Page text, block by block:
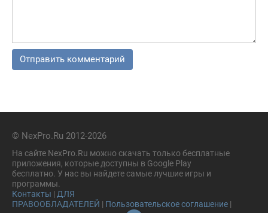
© NexPro.Ru 2012-2026
На сайте NexPro.Ru можно скачать только бесплатные
приложения, которые доступны в Google Play
бесплатно. У нас вы найдете самые лучшие игры и
программы.
Контакты | ДЛЯ
ПРАВООБЛАДАТЕЛЕЙ | Пользовательское соглашение |